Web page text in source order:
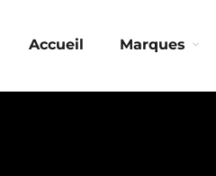
Accueil Marques